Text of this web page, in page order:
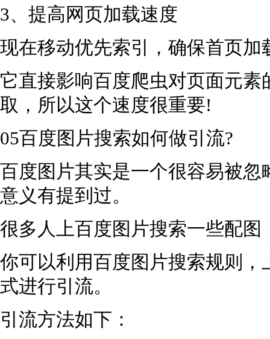
3、提高网页加载速度
现在移动优先索引，确保首页加
它直接影响百度爬虫对页面元
取，所以这个速度很重要!
05百度图片搜索如何做引流?
百度图片其实是一个很容易被
意义有提到过。
很多人上百度图片搜索一些配图
你可以利用百度图片搜索规则
式进行引流。
引流方法如下：